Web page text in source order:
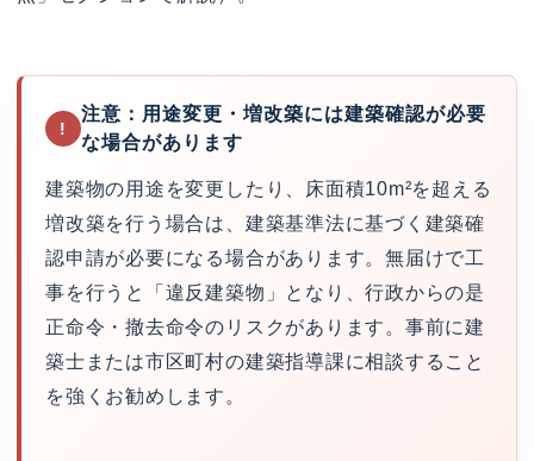
!
注意：用途変更・増改築には建築確認が必要
な場合があります
建築物の用途を変更したり、床面積10m²を超える
増改築を行う場合は、建築基準法に基づく建築確
認申請が必要になる場合があります。無届けで工
事を行うと「違反建築物」となり、行政からの是
正命令・撤去命令のリスクがあります。事前に建
築士または市区町村の建築指導課に相談すること
を強くお勧めします。